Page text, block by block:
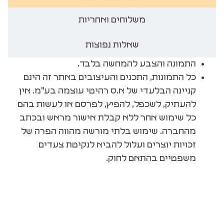
משלוחים ואחריות
שאלות נפוצות
התמונה והצבע להמחשה בלבד.
כל התמונות, התכנים והעיצובים באתר זה הינם
קניינה הבלעדי של א.ס רהיטי עוצמה בע"מ. אין
להעתיק, לשכפל, להפיץ, לפרסם או לעשות בהם
כל שימוש אחר ללא קבלת אישור מראש ובכתב
מהחברה. שימוש בלתי מורשה מהווה הפרה של
זכויות יוצרים ועלול להביא לנקיטת צעדים
משפטיים בהתאם לחוק.